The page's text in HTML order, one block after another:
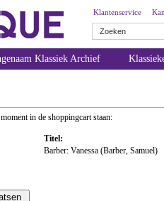
Klantenservice
Klassiek Archief
in de shoppingcart staan:
Titel:
Barber: Vanessa (Barber, Samuel)